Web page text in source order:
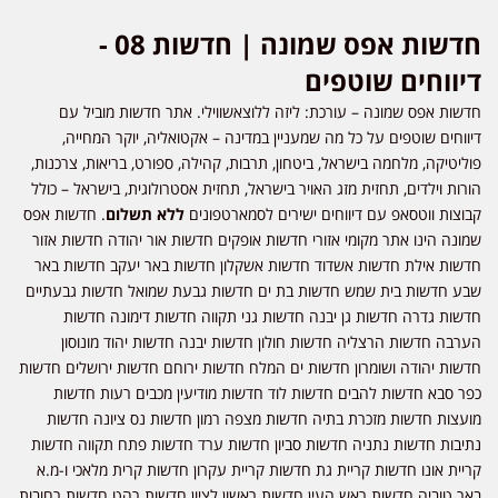
חדשות אפס שמונה | חדשות 08 -
דיווחים שוטפים
חדשות אפס שמונה – עורכת: ליזה ללוצאשווילי. אתר חדשות מוביל עם
דיווחים שוטפים על כל מה שמעניין במדינה – אקטואליה, יוקר המחייה,
פוליטיקה, מלחמה בישראל, ביטחון, תרבות, קהילה, ספורט, בריאות, צרכנות,
הורות וילדים, תחזית מזג האויר בישראל, תחזית אסטרולוגית, בישראל – כולל
קבוצות ווטסאפ עם דיווחים ישירים לסמארטפונים ללא תשלום. חדשות אפס
שמונה הינו אתר מקומי אזורי חדשות אופקים חדשות אור יהודה חדשות אזור
חדשות אילת חדשות אשדוד חדשות אשקלון חדשות באר יעקב חדשות באר
שבע חדשות בית שמש חדשות בת ים חדשות גבעת שמואל חדשות גבעתיים
חדשות גדרה חדשות גן יבנה חדשות גני תקווה חדשות דימונה חדשות
הערבה חדשות הרצליה חדשות חולון חדשות יבנה חדשות יהוד מונוסון
חדשות יהודה ושומרון חדשות ים המלח חדשות ירוחם חדשות ירושלים חדשות
כפר סבא חדשות להבים חדשות לוד חדשות מודיעין מכבים רעות חדשות
מועצות חדשות מזכרת בתיה חדשות מצפה רמון חדשות נס ציונה חדשות
נתיבות חדשות נתניה חדשות סביון חדשות ערד חדשות פתח תקווה חדשות
קריית אונו חדשות קריית גת חדשות קריית עקרון חדשות קרית מלאכי ו-מ.א